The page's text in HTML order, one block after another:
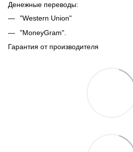
Денежные переводы:
"Western Union"
"MoneyGram".
Гарантия от производителя